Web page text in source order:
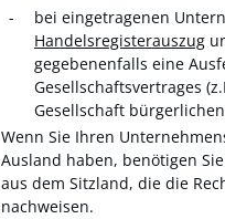
bei eingetragenen
Handelsregisterauszug
gegebenenfalls eine
Gesellschaftsvertrages
Gesellschaft bürgerlichen
Wenn Sie Ihren
Ausland haben, benötigen
aus dem Sitzland, die die
nachweisen.